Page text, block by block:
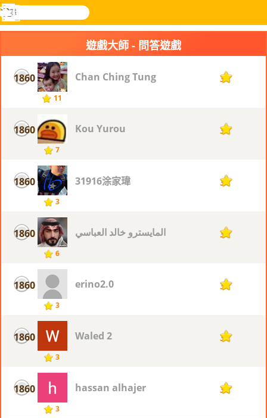
樂和遊
搜
尋
登入
功
遊戲大師 - 問答遊戲
1860
11
Chan Ching Tung 3
1860
7
Kou Yurou 3
1860
3
31916涂家瑋 3
1860
6
المايسترو خالد العباسي 3
1860
3
erino2.0 3
1860
3
Waled 2 3
1860
3
hassan alhajer 3